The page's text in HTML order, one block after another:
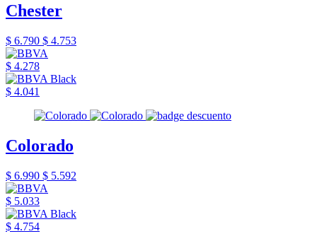
Chester
$ 6.790 $ 4.753
$ 4.278
$ 4.041
Colorado
$ 6.990 $ 5.592
$ 5.033
$ 4.754